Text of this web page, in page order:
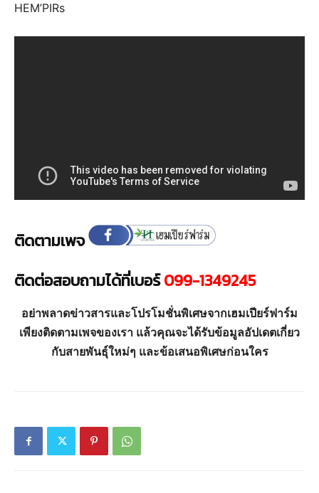
เชิง
พาณิชย์
HEM’PIRs
ติดตามเพจ
ติดต่อสอบถามได้ที่เบอร์099-1349245
อย่าพลาดข่าวสารและโปรโมชั่นพิเศษจากเฮมเปียร์ฟาร์ม
เพียงติดตามเพจของเรา แล้วคุณจะได้รับข้อมูลอัปเดตเกี่ยว
กับสายพันธุ์ใหม่ๆ และข้อเสนอพิเศษก่อนใคร